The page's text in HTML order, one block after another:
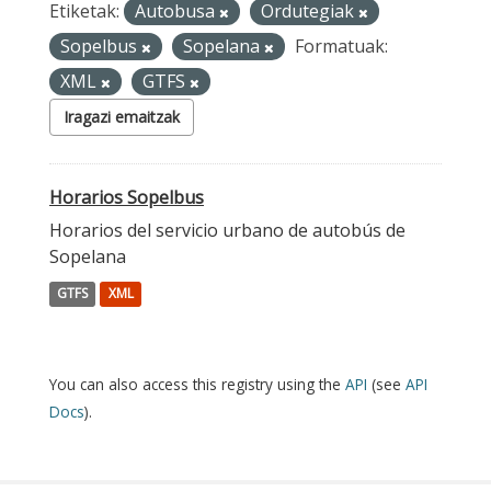
Etiketak: Autobusa
Ordutegiak
Sopelbus
Sopelana
Formatuak:
XML
GTFS
Iragazi emaitzak
Horarios Sopelbus
Horarios del servicio urbano de autobús de
Sopelana
GTFS XML
You can also access this registry using the API (see API
Docs).